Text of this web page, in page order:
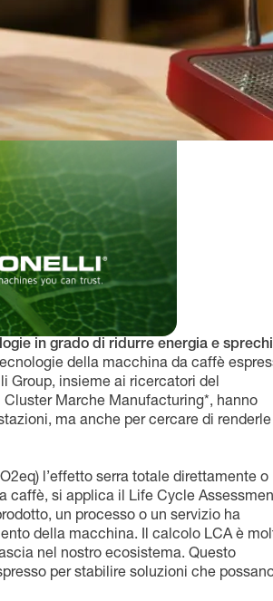
in grado di ridurre energia e
della macchina da caffè
Group, insieme ai ricercatori del
Marche Manufacturing*, hanno
ma anche per cercare di
l’effetto serra totale direttamente o
caffè, si applica il Life Cycle
un processo o un servizio ha
della macchina. Il calcolo LCA è
nel nostro ecosistema. Questo
per stabilire soluzioni che